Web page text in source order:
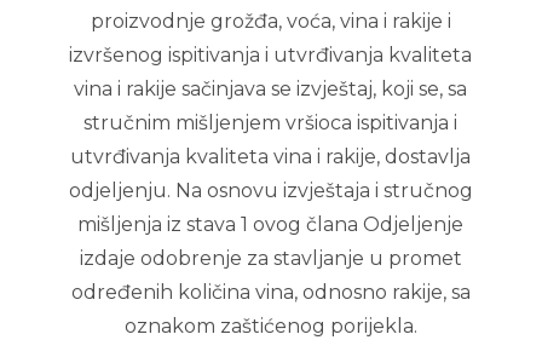
proizvodnje grožđa, voća, vina i rakije i
izvršenog ispitivanja i utvrđivanja kvaliteta
vina i rakije sačinjava se izvještaj, koji se, sa
stručnim mišljenjem vršioca ispitivanja i
utvrđivanja kvaliteta vina i rakije, dostavlja
odjeljenju. Na osnovu izvještaja i stručnog
mišljenja iz stava 1 ovog člana Odjeljenje
izdaje odobrenje za stavljanje u promet
određenih količina vina, odnosno rakije, sa
oznakom zaštićenog porijekla.